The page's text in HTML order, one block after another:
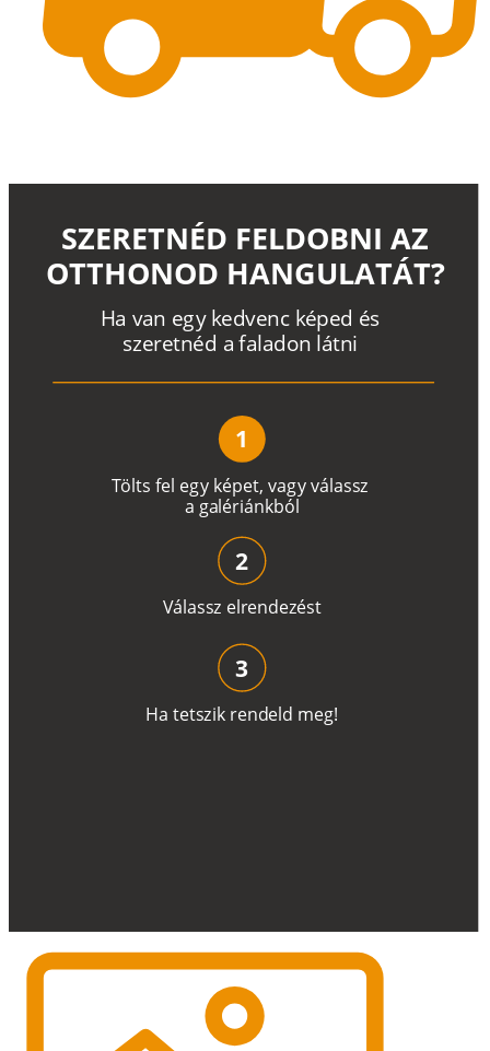
Tölts fel egy képet, vagyválassz
a galériánkból
Ha van egy kedvenc képed és
szeretnéd a faladon látni
SZERETNÉD FELDOBNI AZ
OTTHONOD HANGULATÁT?
1
Válassz elrendezést
2
Ha tetszik rendeld meg!
3